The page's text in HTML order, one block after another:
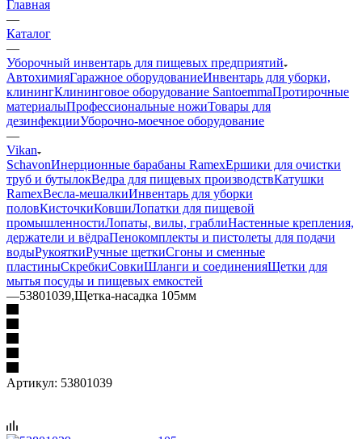
Главная
—
Каталог
—
Уборочный инвентарь для пищевых предприятий
АвтохимияГаражное оборудованиеИнвентарь для уборки,
клинингКлининговое оборудование SantoemmaПротирочные
материалыПрофессиональные ножиТовары для
дезинфекцииУборочно-моечное оборудование
—
Vikan
SchavonИнерционные барабаны RamexЕршики для очистки
труб и бутылокВедра для пищевых производствКатушки
RamexВесла-мешалкиИнвентарь для уборки
половКисточкиКовшиЛопатки для пищевой
промышленностиЛопаты, вилы, граблиНастенные крепления,
держатели и вёдраПенокомплекты и пистолеты для подачи
водыРукояткиРучные щеткиСгоны и сменные
пластиныСкребкиСовкиШланги и соединенияЩетки для
мытья посуды и пищевых емкостей
—53801039,Щетка-насадка 105мм
Артикул: 53801039